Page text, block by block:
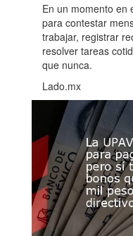
En un momento en
para contestar
trabajar, registrar
resolver tareas
que nunca.
Lado.mx